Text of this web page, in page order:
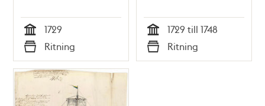
Tid
1729
Typ
Ritning Tid
1729 till 1748
Typ
Ritning